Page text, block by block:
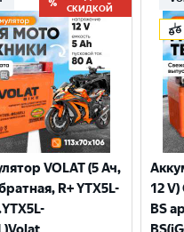
СКИДКОЙ
VOLAT (5 Ач,
R+ YTX5L-
12
BS